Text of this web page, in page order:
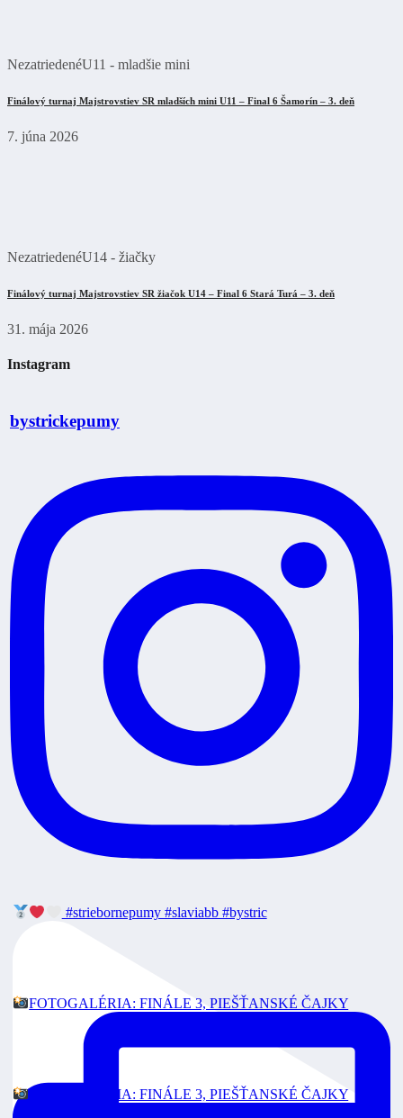
NezatriedenéU11 - mladšie mini
Finálový turnaj Majstrovstiev SR mladších mini U11 – Final 6 Šamorín – 3. deň
7. júna 2026
NezatriedenéU14 - žiačky
Finálový turnaj Majstrovstiev SR žiačok U14 – Final 6 Stará Turá – 3. deň
31. mája 2026
Instagram
bystrickepumy
#striebornepumy #slaviabb #bystric
FOTOGALÉRIA: FINÁLE 3, PIEŠŤANSKÉ ČAJKY
FOTOGALÉRIA: FINÁLE 3, PIEŠŤANSKÉ ČAJKY